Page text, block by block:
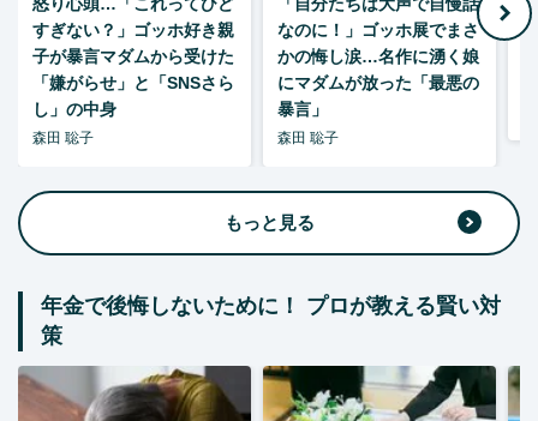
怒り心頭…「これってひど
すぎない？」ゴッホ好き親
子が暴言マダムから受けた
「嫌がらせ」と「SNSさら
し」の中身
森田 聡子
「自分たちは大声で自慢話
なのに！」ゴッホ展でまさ
かの悔し涙…名作に湧く娘
にマダムが放った「最悪の
暴言」
森田 聡子
もっと見る
年金で後悔しないために！ プロが教える賢い対
策